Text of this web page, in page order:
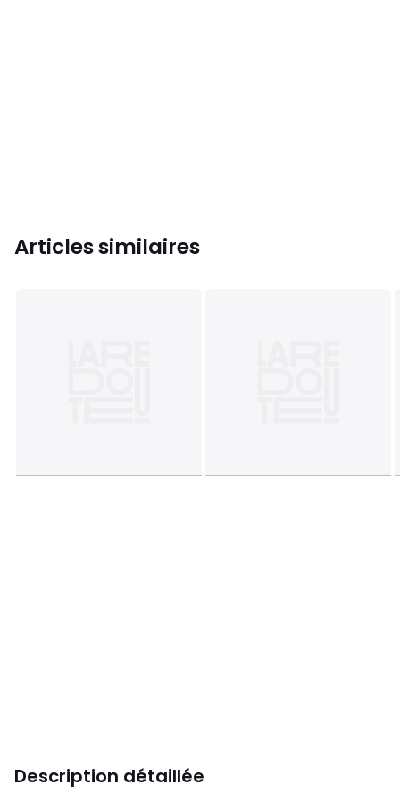
Articles similaires
Description détaillée